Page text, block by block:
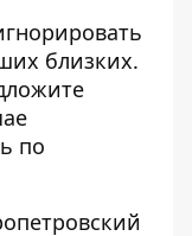
близких.
по